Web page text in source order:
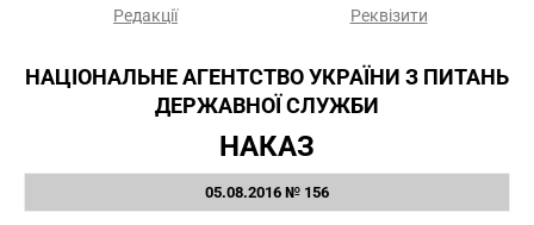
Редакції Реквізити
НАЦІОНАЛЬНЕ АГЕНТСТВО УКРАЇНИ З ПИТАНЬ
ДЕРЖАВНОЇ СЛУЖБИ
НАКАЗ
05.08.2016 № 156